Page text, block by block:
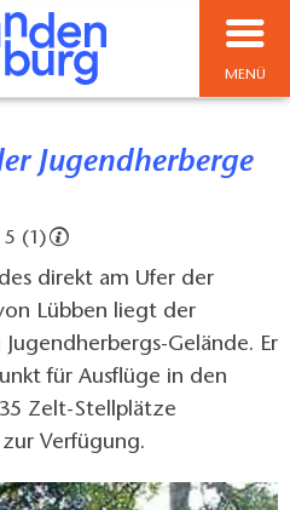
MENÜ
5 (1)
direkt am Ufer der
Lübben liegt der
Gelände. Er
für Ausflüge in den
Zelt-Stellplätze
Verfügung.​